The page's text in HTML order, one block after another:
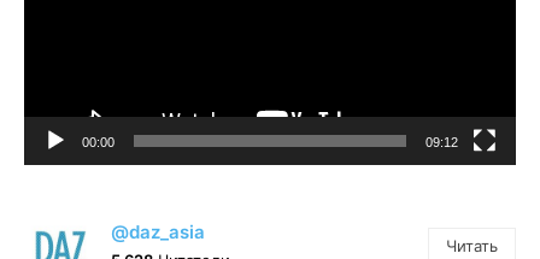
00:00 09:12
@daz_asia
Читать